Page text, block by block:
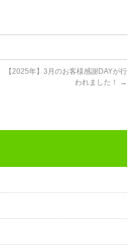
【2025年】3月のお客様感謝DAYが行
われました！
→